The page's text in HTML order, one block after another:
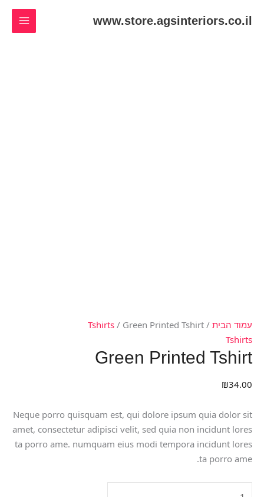
לתוכןwww.store.agsinteriors.co.il
עמוד הבית /
Tshirts / Green Printed Tshirt
Tshirts
Green Printed Tshirt
₪34.00
Neque porro quisquam est, qui dolore ipsum quia dolor sit
amet, consectetur adipisci velit, sed quia non incidunt lores
ta porro ame. numquam eius modi tempora incidunt lores
ta porro ame.